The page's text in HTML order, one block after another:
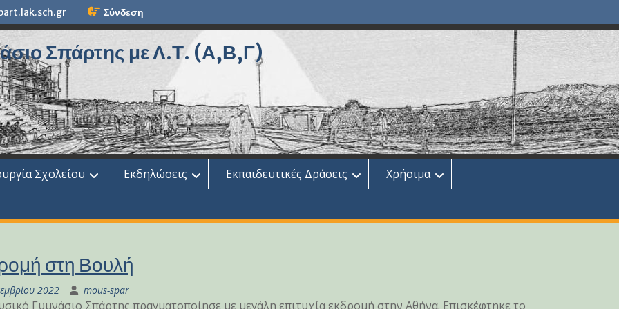
Σύνδεση
Σπάρτης με Λ.Τ. (Α,Β,Γ)
Σχολείου Εκδηλώσεις Εκπαιδευτικές Δράσεις
Χρήσιμα
στη Βουλή
2022 mous-spar
Γυμνάσιο Σπάρτης πραγματοποίησε με μεγάλη επιτυχία εκδρομή στην Αθήνα. Επισκέφτηκε το